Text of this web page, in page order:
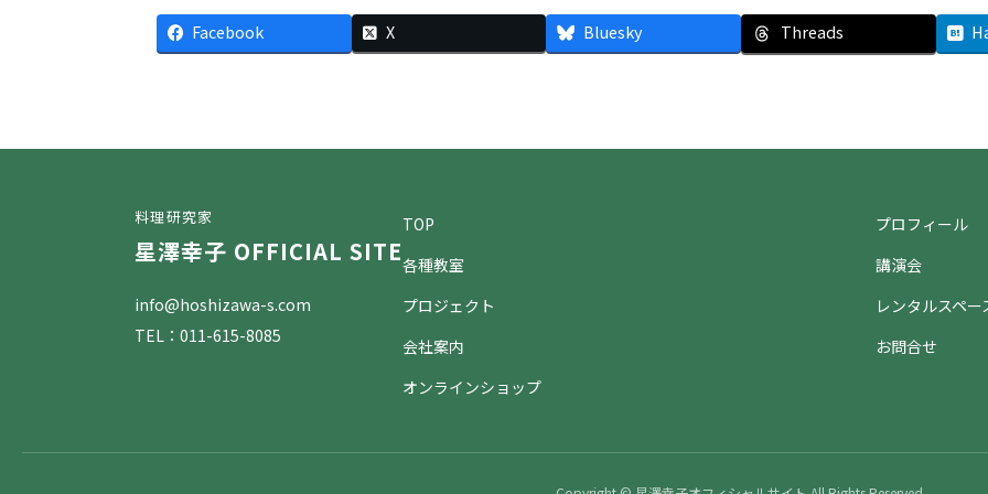
Facebook X Bluesky Threads
料理研究家
星澤幸子 OFFICIAL SITE
info@hoshizawa-s.com
TEL：011-615-8085
TOP
プロフィール
各種教室
講演会
プロジェクト
レンタルスペー
会社案内
お問合せ
オンラインショップ